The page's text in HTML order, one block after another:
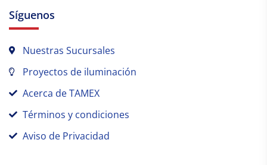
Síguenos
Nuestras Sucursales
Proyectos de iluminación
Acerca de TAMEX
Términos y condiciones
Aviso de Privacidad